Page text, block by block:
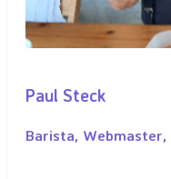
Paul Steck
Barista, Webmaster,